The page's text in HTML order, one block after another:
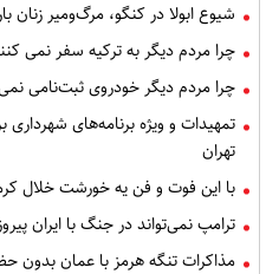
شیوع ابولا در کنگو، مرگ‌ومیر زنان
چرا مردم دیگر به ترکیه سفر نمی
چرا مردم دیگر خودروی ثبت‌نامی
تمهیدات و ویژه برنامه‌های شهرداری
تهران
با این فوت و فن یه خورشت خلال
ترامپ نمی‌تواند در جنگ با ایران
مذاکرات تنگه هرمز با عمان بدون